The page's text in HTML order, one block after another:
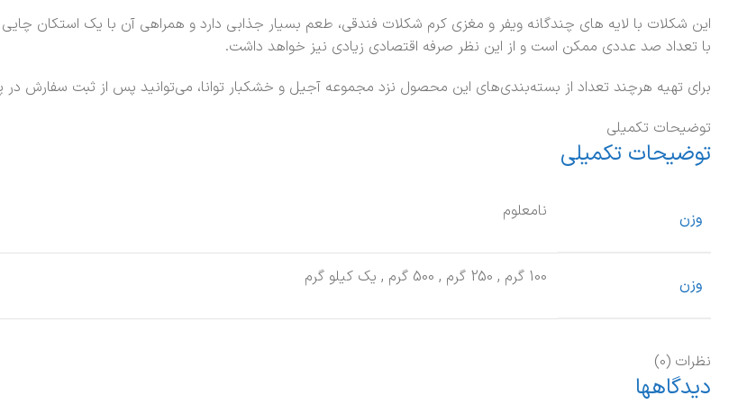
این شکلات با لایه های چندگانه ویفر و مغزی کرم شکلات فندقی، طعم بسیار جذابی دارد و همراهی آن با یک استکان
با تعداد صد عددی ممکن است و از این نظر صرفه اقتصادی زیادی نیز خواهد داشت.
برای تهیه هرچند تعداد از بسته‌بندی‌های این محصول نزد مجموعه آجیل و خشکبار توانا، می‌توانید پس از ثبت سفارش
توضیحات تکمیلی
توضیحات تکمیلی
وزن نامعلوم
وزن 100 گرم , 250 گرم , 500 گرم , یک کیلو گرم
نظرات (0)
دیدگاهها